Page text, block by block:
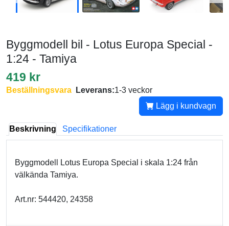
Byggmodell bil - Lotus Europa Special -
1:24 - Tamiya
419 kr
Beställningsvara Leverans:1-3 veckor
Lägg i kundvagn
Beskrivning Specifikationer
Byggmodell Lotus Europa Special i skala 1:24 från
välkända Tamiya.
Art.nr: 544420, 24358